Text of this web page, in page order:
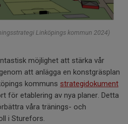
Linköpings kommun 2024)
möjlighet att stärka vår
att anlägga en konstgräsplan
kommuns strategidokument
för etablering av nya planer. Detta
våra tränings- och
i Sturefors.